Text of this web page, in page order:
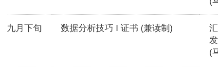
九月下旬 数据分析技巧 I 证书 (兼读制)
(